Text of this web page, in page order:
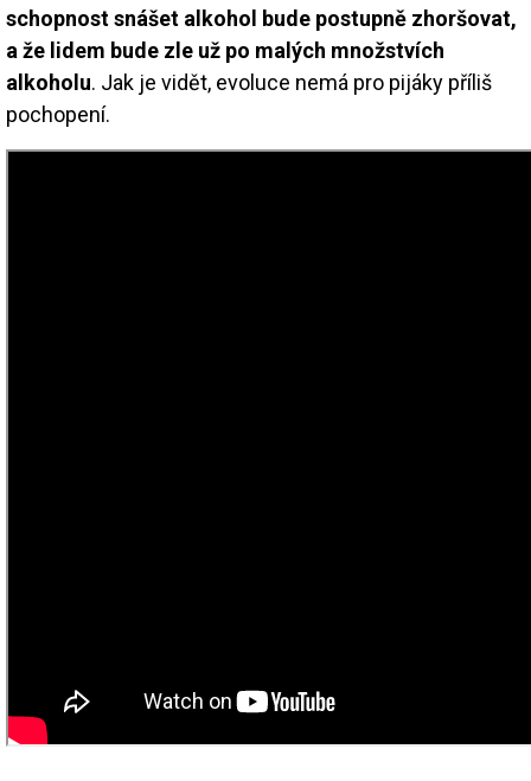
schopnost snášet alkohol bude postupně zhoršovat,
a že lidem bude zle už po malých množstvích
alkoholu. Jak je vidět, evoluce nemá pro pijáky příliš
pochopení.